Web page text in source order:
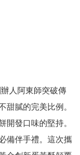
甜膩的完美比例。
開發口味的堅持。
備伴手禮。這次攜